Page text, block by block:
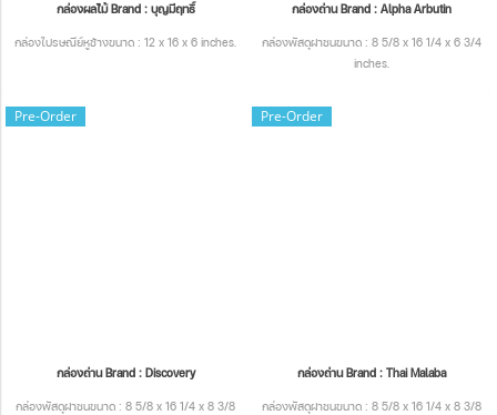
กล่องผลไม้ Brand : บุญมีฤทธิ์
กล่องไปรษณีย์หูช้างขนาด : 12 x 16 x 6 inches.
กล่องถ่าน Brand : Alpha Arbutin
กล่องพัสดุฝาชนขนาด : 8 5/8 x 16 1/4 x 6 3/4
inches.
Pre-Order
กล่องถ่าน Brand : Discovery
กล่องพัสดุฝาชนขนาด : 8 5/8 x 16 1/4 x 8 3/8
Pre-Order
กล่องถ่าน Brand : Thai Malaba
กล่องพัสดุฝาชนขนาด : 8 5/8 x 16 1/4 x 8 3/8